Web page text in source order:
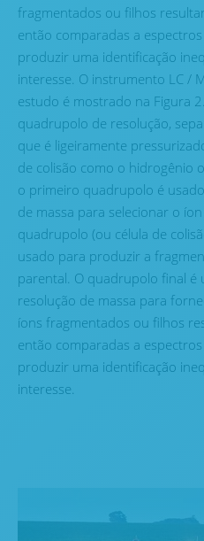
fragmentados ou filhos
então comparadas a
produzir uma identificação
interesse. O instrumento LC /
estudo é mostrado na Figura
quadrupolo de resolução,
que é ligeiramente
de colisão como o hidrogênio
o primeiro quadrupolo é
de massa para selecionar o
quadrupolo (ou célula de
usado para produzir a
parental. O quadrupolo final é
resolução de massa para
íons fragmentados ou filhos
então comparadas a
produzir uma identificação
interesse.